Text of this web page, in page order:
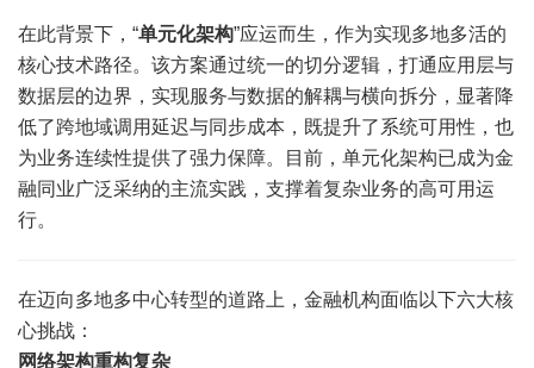
在此背景下，“单元化架构”应运而生，作为实现多地多活的
核心技术路径。该方案通过统一的切分逻辑，打通应用层与
数据层的边界，实现服务与数据的解耦与横向拆分，显著降
低了跨地域调用延迟与同步成本，既提升了系统可用性，也
为业务连续性提供了强力保障。目前，单元化架构已成为金
融同业广泛采纳的主流实践，支撑着复杂业务的高可用运
行。
在迈向多地多中心转型的道路上，金融机构面临以下六大核
心挑战：
网络架构重构复杂